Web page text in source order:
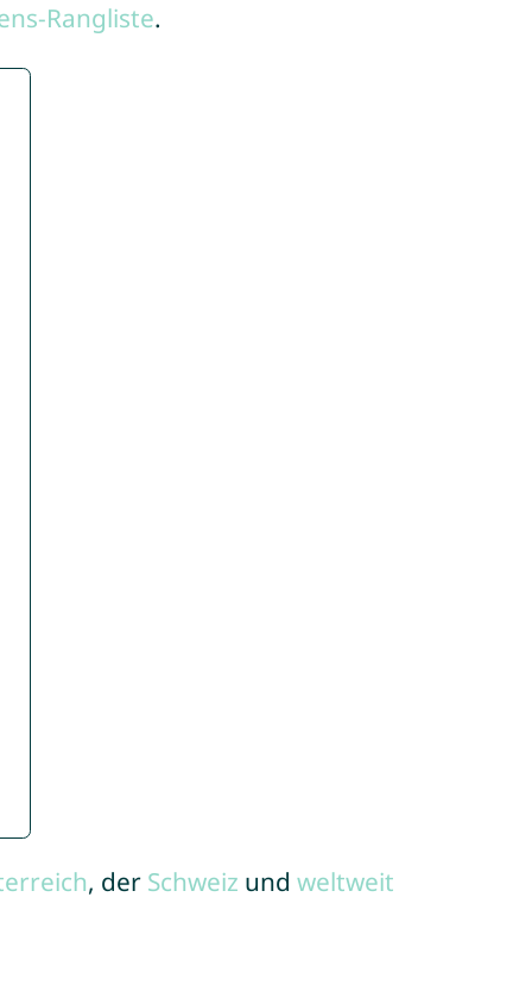
Rangliste.
, der Schweiz und weltweit